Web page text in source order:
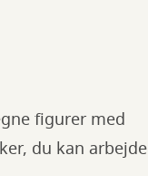
figurer med
du kan arbejde